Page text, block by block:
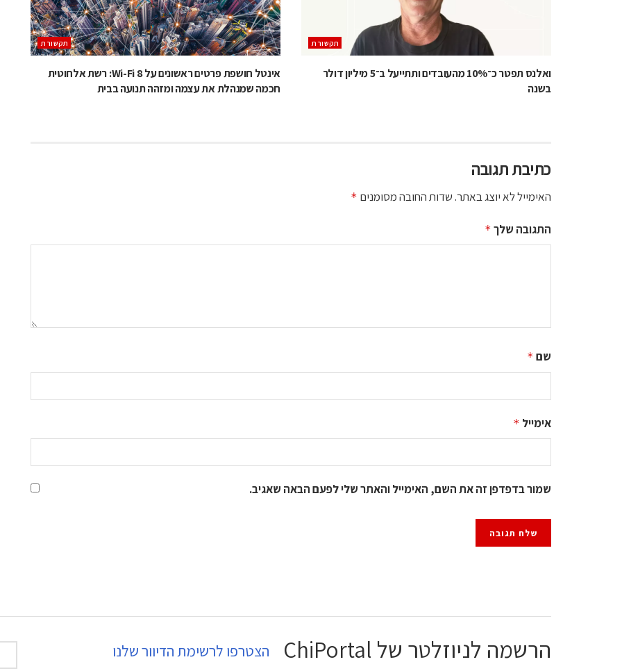
תקשורת
ואלנס תפטר כ־10% מהעובדים ותתייעל ב־5 מיליון דולר
בשנה
תקשורת
אינטל חושפת פרטים ראשונים על Wi-Fi 8: רשת אלחוטית
חכמה שמנהלת את עצמה ומזהה תנועה בבית
כתיבת תגובה
האימייל לא יוצג באתר.שדות החובה מסומנים *
התגובה שלך *
שם *
אימייל *
שמור בדפדפן זה את השם, האימייל והאתר שלי לפעם הבאה שאגיב.
הרשמה לניוזלטר של ChiPortal הצטרפו לרשימת הדיוור שלנו